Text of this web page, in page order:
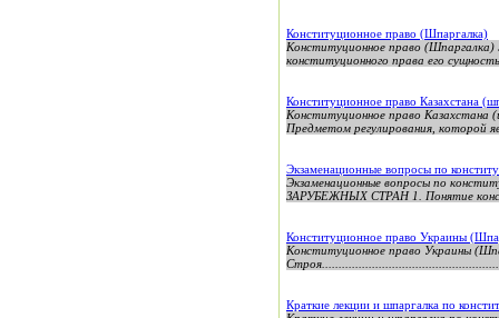
Конституционное право (Шпаргалка)
Конституционное право
конституционного права его
Конституционное право Казахстана
Конституционное право Казахстана
Предметом регулирования, которой
Экзаменационные вопросы по
Экзаменационные вопросы по
ЗАРУБЕЖНЫХ СТРАН 1. Понятие
Конституционное право Украины
Конституционное право Украины
Краткие лекции и шпаргалка по